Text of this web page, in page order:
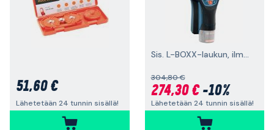
51,60 €
Lähetetään 24 tunnin sisällä!
Sis. L-BOXX-laukun, ilman akkuja ja laturia
304,80 €
274,30 €-10%
Lähetetään 24 tunnin sisällä!